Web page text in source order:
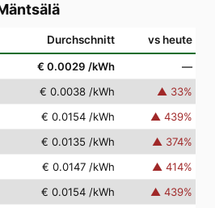
Durchschnitt vs heute
€ 0.0029 /kWh
—
€ 0.0038 /kWh ▲ 33%
€ 0.0154 /kWh ▲ 439%
€ 0.0135 /kWh ▲ 374%
€ 0.0147 /kWh ▲ 414%
€ 0.0154 /kWh ▲ 439%